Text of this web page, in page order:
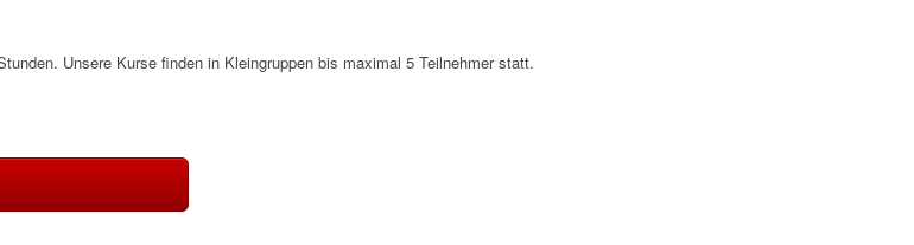
Unsere Kurse finden in Kleingruppen bis maximal 5 Teilnehmer statt.